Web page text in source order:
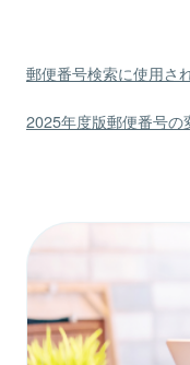
郵便番号検索に使用さ
2025年度版郵便番号の